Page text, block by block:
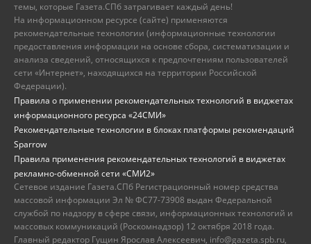
темы, которые Газета.СПб затрагивает каждый день!
На информационном ресурсе (сайте) применяются
рекомендательные технологии (информационные технологии
предоставления информации на основе сбора, систематизации и
анализа сведений, относящихся к предпочтениям пользователей
сети «Интернет», находящихся на территории Российской
Федерации).
Правила о применении рекомендательных технологий в виджетах
информационного ресурса «24СМИ»
Рекомендательные технологии в блоках платформы рекомендаций
Sparrow
Правила применения рекомендательных технологий в виджетах
рекламно-обменной сети «СМИ2»
Сетевое издание Газета.СПб Регистрационный номер средства
массовой информации Эл № ФС77-73908 выдан Федеральной
службой по надзору в сфере связи, информационных технологий и
массовых коммуникаций (Роскомнадзор) 12 октября 2018 года.
Главный редактор Гущин Ярослав Алексеевич, info@gazeta.spb.ru,